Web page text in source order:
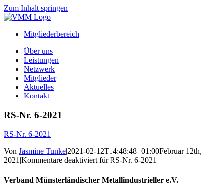
Zum Inhalt springen
Mitgliederbereich
Über uns
Leistungen
Netzwerk
Mitglieder
Aktuelles
Kontakt
RS-Nr. 6-2021
RS-Nr. 6-2021
Von Jasmine Tunke|2021-02-12T14:48:48+01:00Februar 12th,
2021|Kommentare deaktiviertfür RS-Nr. 6-2021
Verband Münsterländischer Metallindustrieller e.V.